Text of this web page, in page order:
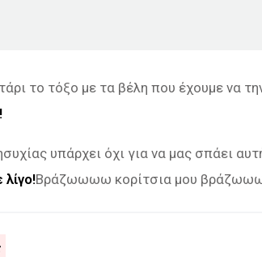
το τόξο με τα βέλη που έχουμε να
υπάρχει όχι για να μας σπάει
Βράζωωωω κορίτσια μου